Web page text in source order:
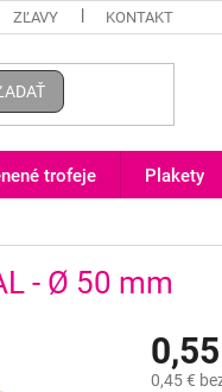
ZĽAVY KONTAKT
trofeje Plakety
- Ø 50 mm
0,45 €